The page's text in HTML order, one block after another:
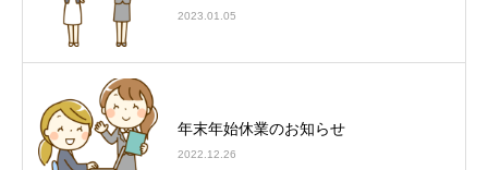
2023.01.05
年末年始休業のお知らせ
2022.12.26